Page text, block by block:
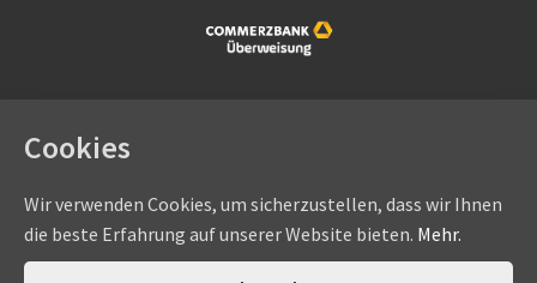
Copyright © byeadams.de/eADAMS GmbH- Sommer-, Nice-,
Cookies
Wir verwenden Cookies, um sicherzustellen, dass wir Ihnen
die beste Erfahrung auf unserer Website bieten. Mehr.